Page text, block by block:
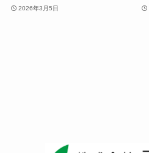
2026年3月5日